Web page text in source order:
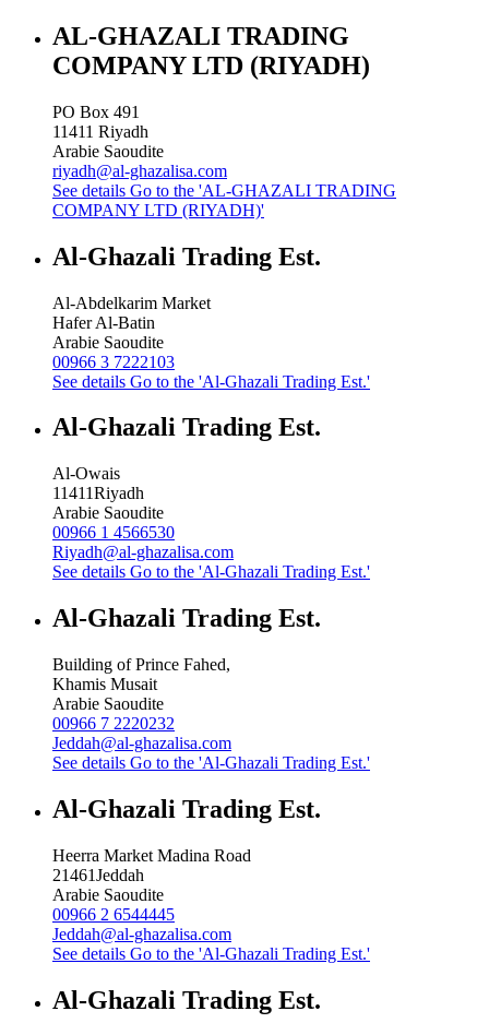
AL-GHAZALI TRADING
COMPANY LTD (RIYADH)
PO Box 491
11411 Riyadh
Arabie Saoudite
riyadh@al-ghazalisa.com
See details Go to the 'AL-GHAZALI TRADING
COMPANY LTD (RIYADH)'
Al-Ghazali Trading Est.
Al-Abdelkarim Market
Hafer Al-Batin
Arabie Saoudite
00966 3 7222103
See details Go to the 'Al-Ghazali Trading Est.'
Al-Ghazali Trading Est.
Al-Owais
11411Riyadh
Arabie Saoudite
00966 1 4566530
Riyadh@al-ghazalisa.com
See details Go to the 'Al-Ghazali Trading Est.'
Al-Ghazali Trading Est.
Building of Prince Fahed,
Khamis Musait
Arabie Saoudite
00966 7 2220232
Jeddah@al-ghazalisa.com
See details Go to the 'Al-Ghazali Trading Est.'
Al-Ghazali Trading Est.
Heerra Market Madina Road
21461Jeddah
Arabie Saoudite
00966 2 6544445
Jeddah@al-ghazalisa.com
See details Go to the 'Al-Ghazali Trading Est.'
Al-Ghazali Trading Est.